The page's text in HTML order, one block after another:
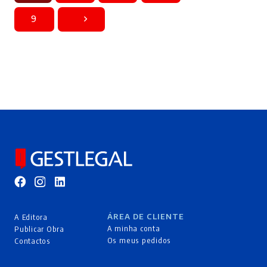
9
A Editora
Publicar Obra
Contactos
ÁREA DE CLIENTE
A minha conta
Os meus pedidos